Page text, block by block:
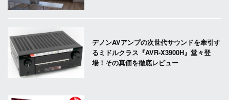
デノンAVアンプの次世代サウンドを牽引す
るミドルクラス『AVR-X3900H』堂々登
場！その真価を徹底レビュー